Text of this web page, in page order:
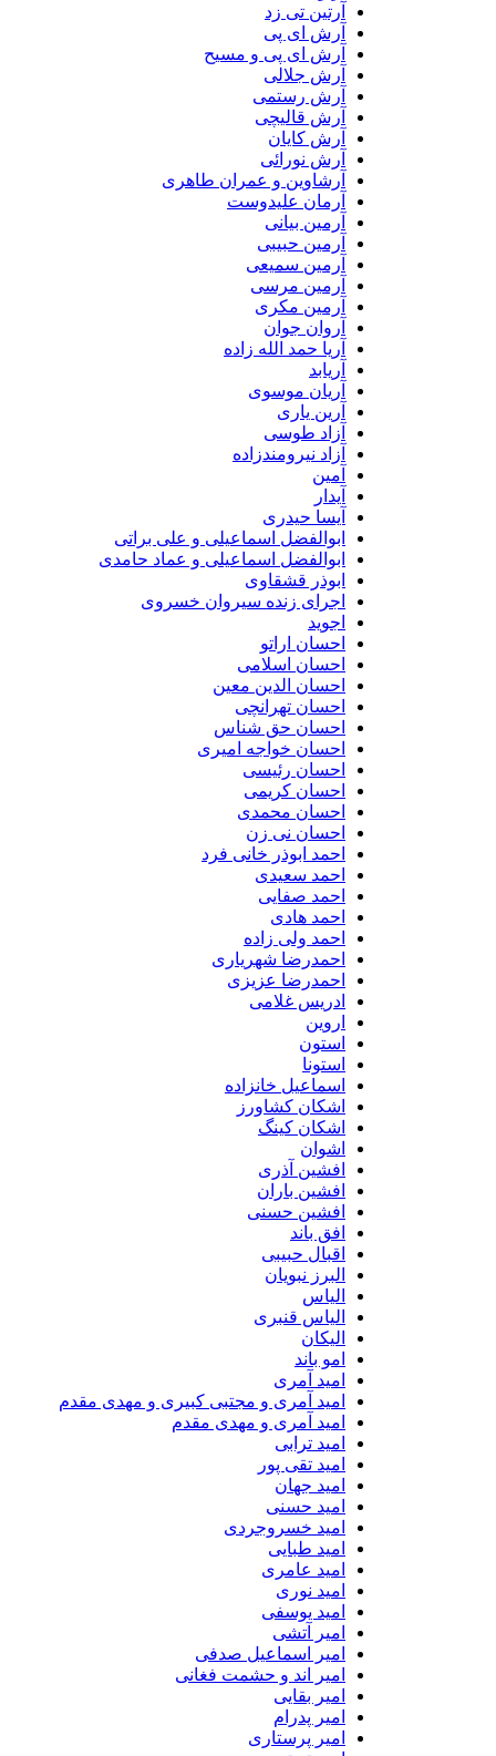
آرتین تی زد
آرش ای پی
آرش ای پی و مسیح
آرش جلالی
آرش رستمی
آرش قالیچی
آرش کایان
آرش نورائی
آرشاوین و عمران طاهری
آرمان علیدوست
آرمین بیانی
آرمین حبیبی
آرمین سمیعی
آرمین مرسی
آرمین مکری
آروان جوان
آریا حمد الله زاده
آریابد
آریان موسوی
آرین یاری
آزاد طوسی
آزاد نیرومندزاده
آمین
آیدار
آیسا حیدری
ابوالفضل اسماعیلی و علی براتی
ابوالفضل اسماعیلی و عماد حامدی
ابوذر قشقاوی
اجرای زنده سیروان خسروی
اجوید
احسان اراتو
احسان اسلامی
احسان الدین معین
احسان تهرانچی
احسان حق شناس
احسان خواجه امیری
احسان رئیسی
احسان کریمی
احسان محمدی
احسان نی زن
احمد ابوذر خانی فرد
احمد سعیدی
احمد صفایی
احمد هادی
احمد ولی زاده
احمدرضا شهریاری
احمدرضا عزیزی
ادریس غلامی
اروین
استون
استونا
اسماعیل خانزاده
اشکان کشاورز
اشکان کینگ
اشوان
افشین آذری
افشین باران
افشین حسنی
افق باند
اقبال حبیبی
البرز نبویان
الیاس
الیاس قنبرى
الیکان
امو باند
امید آمری
امید آمری و مجتبی کبیری و مهدى مقدم
امید آمری و مهدی مقدم
امید ترابی
امید تقی پور
امید جهان
امید حسنی
امید خسروجردی
امید طبایی
امید عامری
امید نوری
امید یوسفی
امیر آتشی
امیر اسماعیل صدفی
امیر اند و حشمت فغانی
امیر بقایی
امیر پدرام
امیر پرستاری